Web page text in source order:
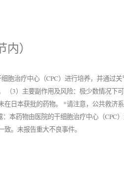
）
细胞治疗中心（CPC）进行培养，并通
（3）主要副作用及风险：极少数情况
在日本获批的药物。 *请注意，公共救
本药物由医院的干细胞治疗中心（
。未报告重大不良事件。